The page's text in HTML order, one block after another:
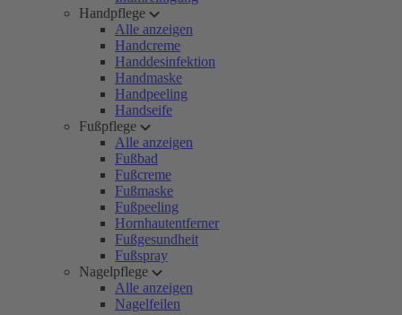
Handpflege
Alle anzeigen
Handcreme
Handdesinfektion
Handmaske
Handpeeling
Handseife
Fußpflege
Alle anzeigen
Fußbad
Fußcreme
Fußmaske
Fußpeeling
Hornhautentferner
Fußgesundheit
Fußspray
Nagelpflege
Alle anzeigen
Nagelfeilen